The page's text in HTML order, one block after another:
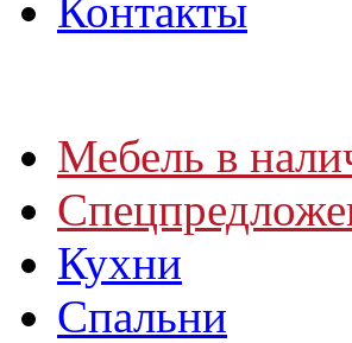
Контакты
Мебель в
Кухни
Спальни